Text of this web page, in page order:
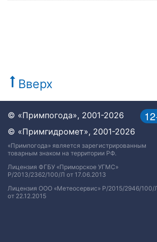
Вверх
© «Примпогода», 2001-2026
© «Примгидромет», 2001-2026
«Примпогода» является зарегистрированным
товарным знаком на территории РФ.
Лицензия ФГБУ «Приморское УГМС»
Р/2013/2362/100/Л от 17.06.2013
Лицензия ООО «Метеосервис» Р/2015/2946/100/
от 22.12.2015